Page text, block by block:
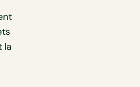
la